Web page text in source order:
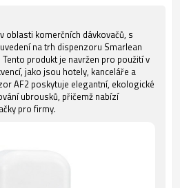
oblasti komerčních dávkovačů, s
na trh dispenzoru Smarlean
produkt je navržen pro použití v
jako jsou hotely, kanceláře a
AF2 poskytuje elegantní, ekologické
ubrousků, přičemž nabízí
pro firmy.